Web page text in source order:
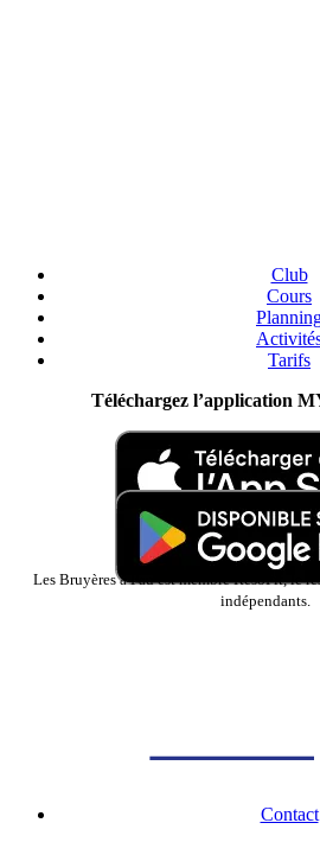
Club
Cours
Tarifs
Téléchargez l’application
Les Bruyères à Pau est membre ResoFit, le
indépendants.
Contact